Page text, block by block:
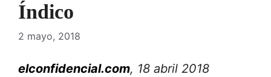
Índico
2 mayo, 2018
elconfidencial.com, 18 abril 2018